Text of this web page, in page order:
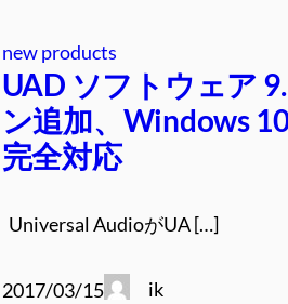
new products
UAD ソフトウェア
ン追加、Windows
完全対応
Universal AudioがUA […]
2017/03/15 ik